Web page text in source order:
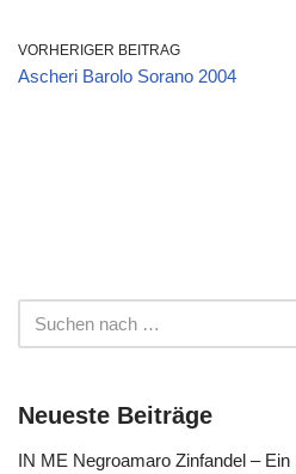
VORHERIGER BEITRAG
Ascheri Barolo Sorano 2004
Neueste Beiträge
IN ME Negroamaro Zinfandel –